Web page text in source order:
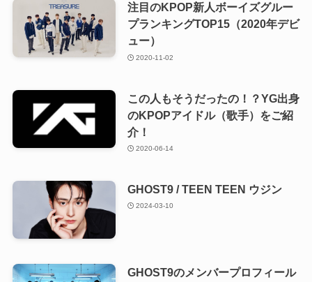
注目のKPOP新人ボーイズグルー
プランキングTOP15（2020年デビ
ュー）
2020-11-02
この人もそうだったの！？YG出身
のKPOPアイドル（歌手）をご紹
介！
2020-06-14
GHOST9 / TEEN TEEN ウジン
2024-03-10
GHOST9のメンバープロフィール